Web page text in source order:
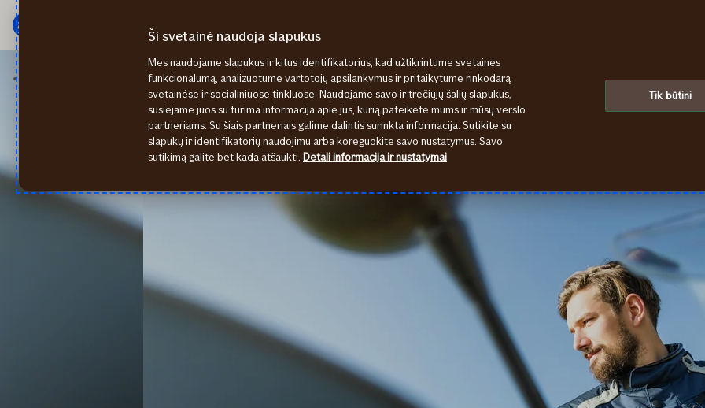
Pagrindinis
meniu
Pereiti
prie
turinio
Motociklo kasko draudimas Kaip pasiruošti kelionei motociklu
Ši svetainė naudoja slapukus
Mes naudojame slapukus ir kitus identifikatorius, kad užtikrintume svetainės
funkcionalumą, analizuotume vartotojų apsilankymus ir pritaikytume rinkodarą
svetainėse ir socialiniuose tinkluose. Naudojame savo ir trečiųjų šalių slapukus,
susiejame juos su turima informacija apie jus, kurią pateikėte mums ir mūsų verslo
partneriams. Su šiais partneriais galime dalintis surinkta informacija. Sutikite su
slapukų ir identifikatorių naudojimu arba koreguokite savo nustatymus. Savo
sutikimą galite bet kada atšaukti. Detali informacija ir nustatymai
Tik būtini